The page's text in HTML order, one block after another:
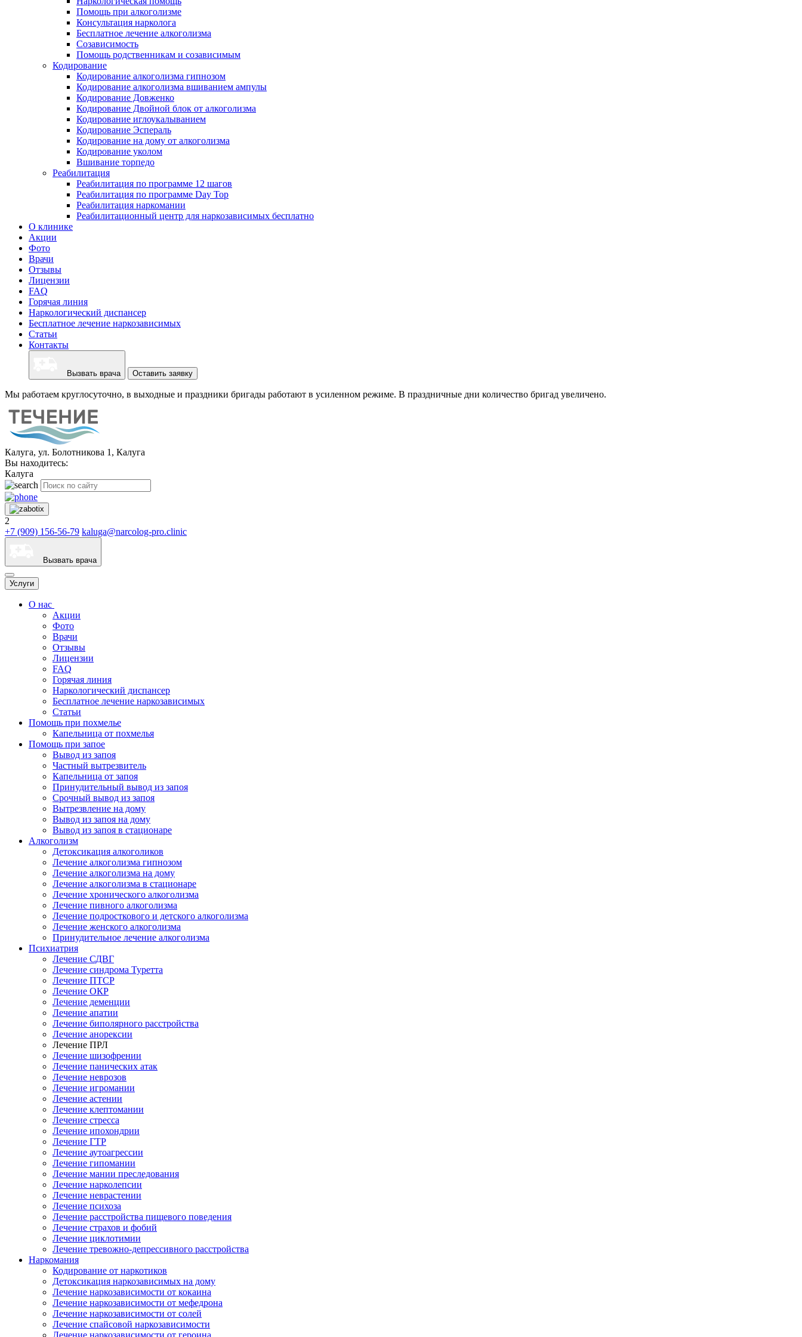
Помощь при алкоголизме
Консультация нарколога
Бесплатное лечение алкоголизма
Созависимость
Помощь родственникам и созависимым
Кодирование
Кодирование алкоголизма гипнозом
Кодирование алкоголизма вшиванием ампулы
Кодирование Довженко
Кодирование Двойной блок от алкоголизма
Кодирование иглоукалыванием
Кодирование Эспераль
Кодирование на дому от алкоголизма
Кодирование уколом
Вшивание торпедо
Реабилитация
Реабилитация по программе 12 шагов
Реабилитация по программе Day Top
Реабилитация наркомании
Реабилитационный центр для наркозависимых бесплатно
О клинике
Акции
Фото
Врачи
Отзывы
Лицензии
FAQ
Горячая линия
Наркологический диспансер
Бесплатное лечение наркозависимых
Статьи
Контакты
Вызвать врача Оставить заявку
Мы работаем круглосуточно, в выходные и праздники бригады работают в усиленном режиме. В праздничные дни количество бригад увеличено.
Калуга, ул. Болотникова 1, Калуга
Вы находитесь:
Калуга
2
+7 (909) 156-56-79 kaluga@narcolog-pro.clinic
Вызвать врача
Услуги
О нас
Акции
Фото
Врачи
Отзывы
Лицензии
FAQ
Горячая линия
Наркологический диспансер
Бесплатное лечение наркозависимых
Статьи
Помощь при похмелье
Капельница от похмелья
Помощь при запое
Вывод из запоя
Частный вытрезвитель
Капельница от запоя
Принудительный вывод из запоя
Срочный вывод из запоя
Вытрезвление на дому
Вывод из запоя на дому
Вывод из запоя в стационаре
Алкоголизм
Детоксикация алкоголиков
Лечение алкоголизма гипнозом
Лечение алкоголизма на дому
Лечение алкоголизма в стационаре
Лечение хронического алкоголизма
Лечение пивного алкоголизма
Лечение подросткового и детского алкоголизма
Лечение женского алкоголизма
Принудительное лечение алкоголизма
Психиатрия
Лечение СДВГ
Лечение синдрома Туретта
Лечение ПТСР
Лечение ОКР
Лечение деменции
Лечение апатии
Лечение биполярного расстройства
Лечение анорексии
Лечение ПРЛ
Лечение шизофрении
Лечение панических атак
Лечение неврозов
Лечение игромании
Лечение астении
Лечение клептомании
Лечение стресса
Лечение ипохондрии
Лечение ГТР
Лечение аутоагрессии
Лечение гипомании
Лечение мании преследования
Лечение нарколепсии
Лечение неврастении
Лечение психоза
Лечение расстройства пищевого поведения
Лечение страхов и фобий
Лечение циклотимии
Лечение тревожно-депрессивного расстройства
Наркомания
Кодирование от наркотиков
Детоксикация наркозависимых на дому
Лечение наркозависимости от кокаина
Лечение наркозависимости от мефедрона
Лечение наркозависимости от солей
Лечение спайсовой наркозависимости
Лечение наркозависимости от героина